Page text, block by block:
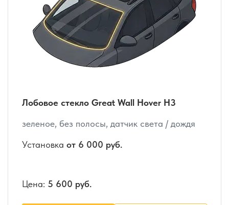
Лобовое стекло Great Wall Hover H3
зеленое, без полосы, датчик света / дождя
Установка от 6 000 руб.
Цена: 5 600 руб.